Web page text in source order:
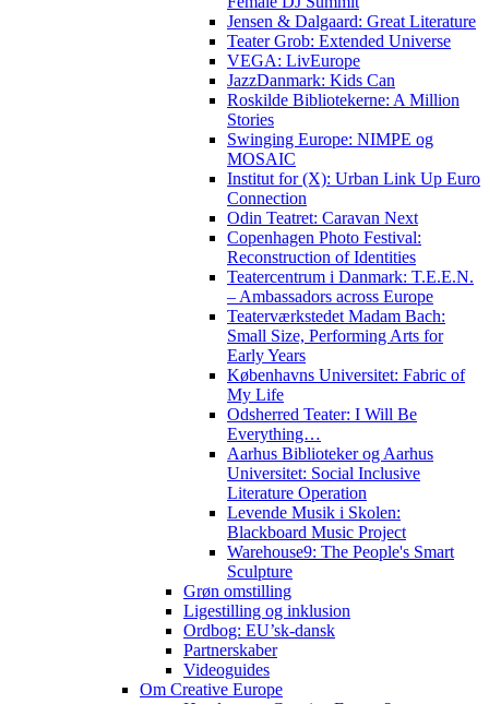
Jensen & Dalgaard: Great Literature
Teater Grob: Extended Universe
VEGA: LivEurope
JazzDanmark: Kids Can
Roskilde Bibliotekerne: A Million
Stories
Swinging Europe: NIMPE og
MOSAIC
Institut for (X): Urban Link Up Euro
Connection
Odin Teatret: Caravan Next
Copenhagen Photo Festival:
Reconstruction of Identities
Teatercentrum i Danmark: T.E.E.N.
– Ambassadors across Europe
Teaterværkstedet Madam Bach:
Small Size, Performing Arts for
Early Years
Københavns Universitet: Fabric of
My Life
Odsherred Teater: I Will Be
Everything…
Aarhus Biblioteker og Aarhus
Universitet: Social Inclusive
Literature Operation
Levende Musik i Skolen:
Blackboard Music Project
Warehouse9: The People's Smart
Sculpture
Grøn omstilling
Ligestilling og inklusion
Ordbog: EU’sk-dansk
Partnerskaber
Videoguides
Om Creative Europe